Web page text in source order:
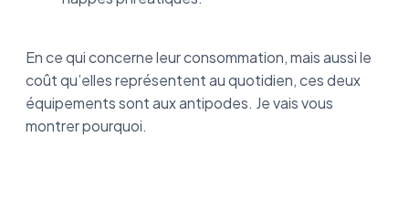
En ce qui concerne leur consommation, mais aussi le
coût qu’elles représentent au quotidien, ces deux
équipements sont aux antipodes. Je vais vous
montrer pourquoi.